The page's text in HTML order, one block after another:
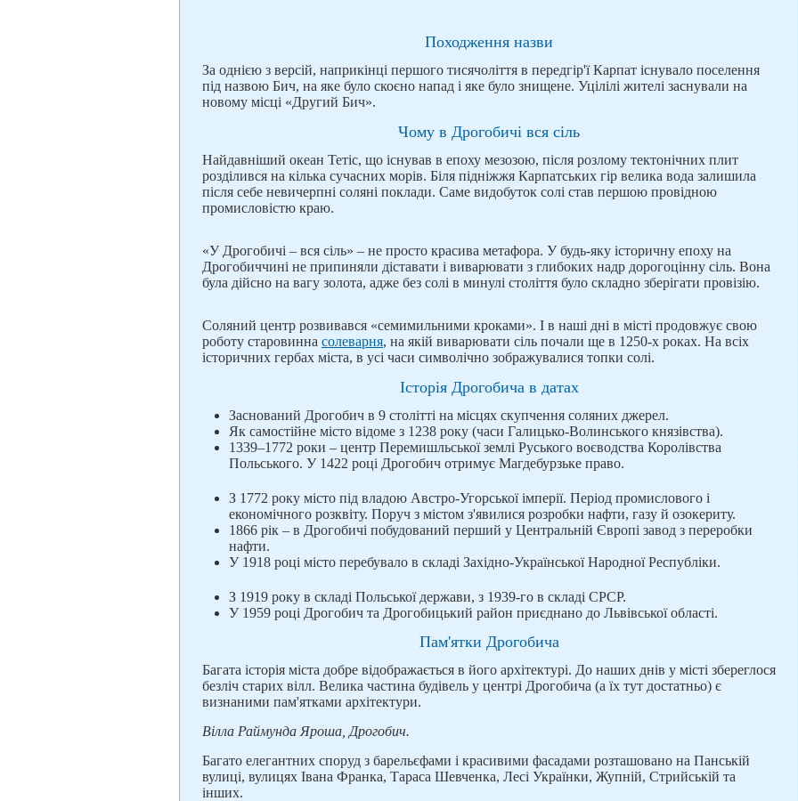
Походження назви
За однією з версій, наприкінці першого тисячоліття в передгір'ї Карпат існувало поселення
під назвою Бич, на яке було скоєно напад і яке було знищене. Уцілілі жителі заснували на
новому місці «Другий Бич».
Чому в Дрогобичі вся сіль
Найдавніший океан Тетіс, що існував в епоху мезозою, після розлому тектонічних плит
розділився на кілька сучасних морів. Біля підніжжя Карпатських гір велика вода залишила
після себе невичерпні соляні поклади. Саме видобуток солі став першою провідною
промисловістю краю.
«У Дрогобичі – вся сіль» – не просто красива метафора. У будь-яку історичну епоху на
Дрогобиччині не припиняли діставати і виварювати з глибоких надр дорогоцінну сіль. Вона
була дійсно на вагу золота, адже без солі в минулі століття було складно зберігати провізію.
Соляний центр розвивався «семимильними кроками». І в наші дні в місті продовжує свою
роботу старовинна солеварня, на якій виварювати сіль почали ще в 1250-х роках. На всіх
історичних гербах міста, в усі часи символічно зображувалися топки солі.
Історія Дрогобича в датах
Заснований Дрогобич в 9 столітті на місцях скупчення соляних джерел.
Як самостійне місто відоме з 1238 року (часи Галицько-Волинського князівства).
1339–1772 роки – центр Перемишльської землі Руського воєводства Королівства
Польського. У 1422 році Дрогобич отримує Магдебурзьке право.
З 1772 року місто під владою Австро-Угорської імперії. Період промислового і
економічного розквіту. Поруч з містом з'явилися розробки нафти, газу й озокериту.
1866 рік – в Дрогобичі побудований перший у Центральній Європі завод з переробки
нафти.
У 1918 році місто перебувало в складі Західно-Української Народної Республіки.
З 1919 року в складі Польської держави, з 1939-го в складі СРСР.
У 1959 році Дрогобич та Дрогобицький район приєднано до Львівської області.
Пам'ятки Дрогобича
Багата історія міста добре відображається в його архітектурі. До наших днів у місті збереглося
безліч старих вілл. Велика частина будівель у центрі Дрогобича (а їх тут достатньо) є
визнаними пам'ятками архітектури.
Вілла Раймунда Яроша, Дрогобич.
Багато елегантних споруд з барельєфами і красивими фасадами розташовано на Панській
вулиці, вулицях Івана Франка, Тараса Шевченка, Лесі Українки, Жупній, Стрийській та
інших.